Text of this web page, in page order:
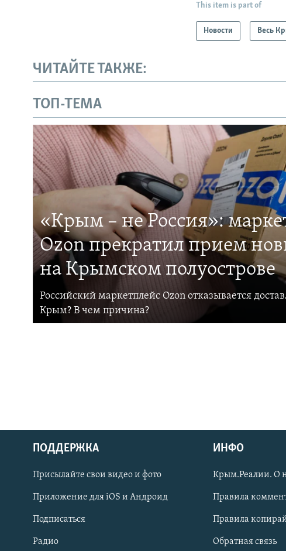
Українською
Qırımtatar
ПРИСОЕДИНЯЙТЕСЬ!
This item is part of
Новости Весь
ЧИТАЙТЕ ТАКЖЕ:
ТОП-ТЕМА
«Крым – не Россия»:
Ozon прекратил прием
на Крымском полуострове
Российский маркетплейс Ozon отказывается
Крым? В чем причина?
ПОДДЕРЖКА
Присылайте свои видео и фото
Приложение для iOS и Андроид
Подписаться
Радио
ИНФО
Крым.Реалии. О
Правила
Правила
Обратная связь